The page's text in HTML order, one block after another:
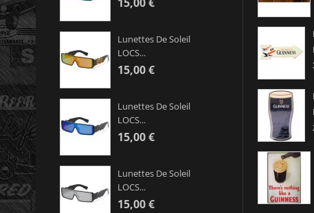
Lunettes De Soleil
LOCS...
15,00 €
Lunettes De Soleil
LOCS...
15,00 €
Lunettes De Soleil
LOCS...
15,00 €